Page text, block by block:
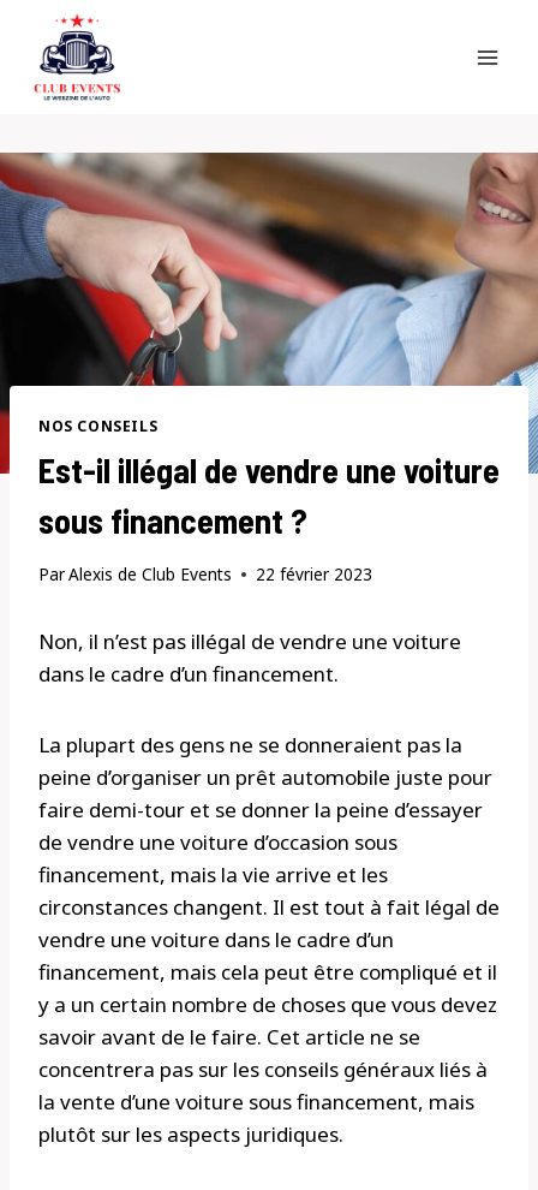
content
NOS CONSEILS
Est-il illégal de vendre une voiture
sous financement ?
ParAlexis de Club Events 22 février 2023
Non, il n’est pas illégal de vendre une voiture
dans le cadre d’un financement.
La plupart des gens ne se donneraient pas la
peine d’organiser un prêt automobile juste pour
faire demi-tour et se donner la peine d’essayer
de vendre une voiture d’occasion sous
financement, mais la vie arrive et les
circonstances changent. Il est tout à fait légal de
vendre une voiture dans le cadre d’un
financement, mais cela peut être compliqué et il
y a un certain nombre de choses que vous devez
savoir avant de le faire. Cet article ne se
concentrera pas sur les conseils généraux liés à
la vente d’une voiture sous financement, mais
plutôt sur les aspects juridiques.